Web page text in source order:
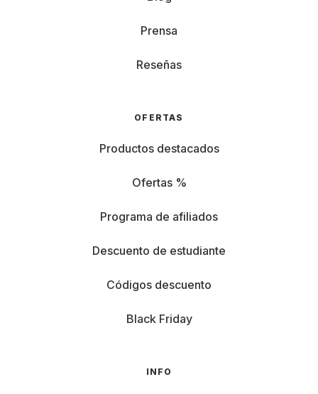
Prensa
Reseñas
OFERTAS
Productos destacados
Ofertas %
Programa de afiliados
Descuento de estudiante
Códigos descuento
Black Friday
INFO